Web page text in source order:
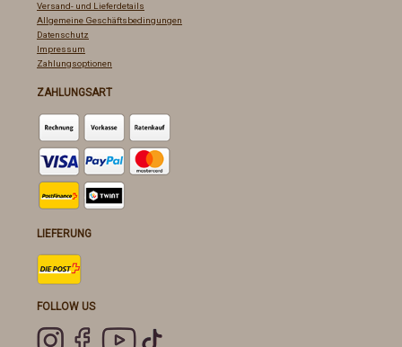
Versand- und Lieferdetails
Allgemeine Geschäftsbedingungen
Datenschutz
Impressum
Zahlungsoptionen
ZAHLUNGSART
LIEFERUNG
FOLLOW US